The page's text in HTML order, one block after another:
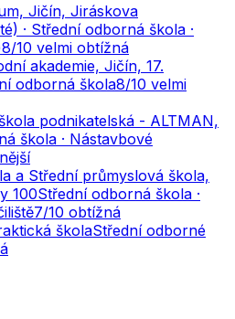
Jičín, Jiráskova
· Střední odborná škola ·
8/10 velmi obtížná
akademie, Jičín, 17.
odborná škola8/10 velmi
podnikatelská - ALTMAN,
škola · Nástavbové
a Střední průmyslová škola,
100Střední odborná škola ·
7/10 obtížná
školaStřední odborné